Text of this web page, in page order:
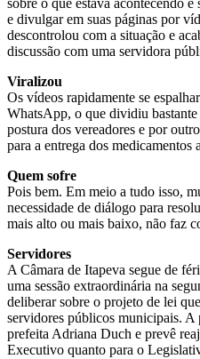
sobre o que estava acontecendo
e divulgar em suas páginas por
descontrolou com a situação e
discussão com uma servidora
Viralizou
Os vídeos rapidamente se
WhatsApp, o que dividiu
postura dos vereadores e por
para a entrega dos
Quem sofre
Pois bem. Em meio a tudo isso,
necessidade de diálogo para
mais alto ou mais baixo, não faz
Servidores
A Câmara de Itapeva segue de
uma sessão extraordinária na
deliberar sobre o projeto de lei
servidores públicos municipais. A
prefeita Adriana Duch e prevê
Executivo quanto para o